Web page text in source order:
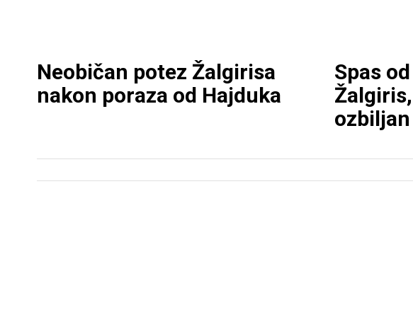
Neobičan potez Žalgirisa
nakon poraza od Hajduka
Spas